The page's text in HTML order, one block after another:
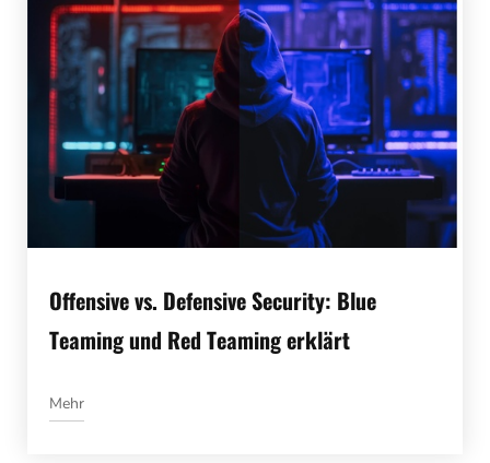
Offensive vs. Defensive Security: Blue
Teaming und Red Teaming erklärt
Mehr